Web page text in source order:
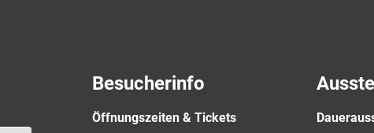
Besucherinfo
Öffnungszeiten & Tickets